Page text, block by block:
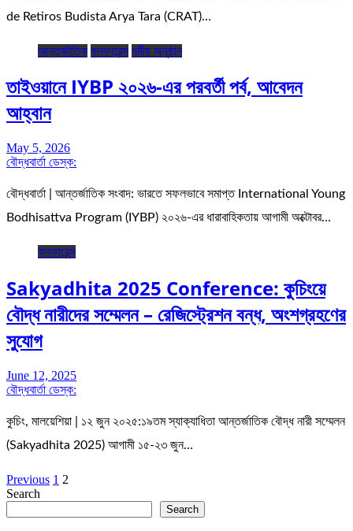
de Retiros Budista Arya Tara (CRAT)…
আন্তর্জাতিক কনফারেন্স ধর্মীয় অনুষ্ঠান
তাইওয়ানে IYBP ২০২৬-এর পরবর্তী পর্ব, আবেদন
আহ্বান
May 5, 2026
বৌদ্ধবার্তা ডেস্ক:
বৌদ্ধবার্তা | আন্তর্জাতিক সংবাদ: ভারতে সফলভাবে সমাপ্ত International Young
Bodhisattva Program (IYBP) ২০২৬-এর ধারাবাহিকতায় আগামী অক্টোবর…
কনফারেন্স
Sakyadhita 2025 Conference: কুচিংয়ে
বৌদ্ধ নারীদের সম্মেলন – রেজিস্ট্রেশন বন্ধ, অংশগ্রহণের
সুযোগ
June 12, 2025
বৌদ্ধবার্তা ডেস্ক:
কুচিং, মালয়েশিয়া | ১২ জুন ২০২৫:১৯তম স্যাক্যাধিতা আন্তর্জাতিক বৌদ্ধ নারী সম্মেলন
(Sakyadhita 2025) আগামী ১৫-২৩ জুন…
Posts
pagination
Previous 1 2
Search
Search